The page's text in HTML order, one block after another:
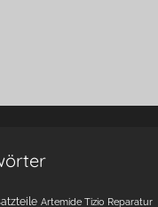
Artemide Tizio Reparatur